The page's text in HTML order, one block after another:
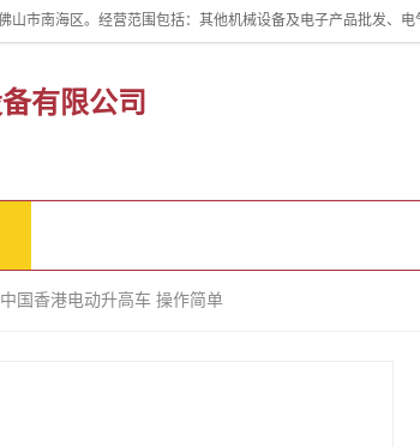
有限公司
国香港电动升高车 操作简单